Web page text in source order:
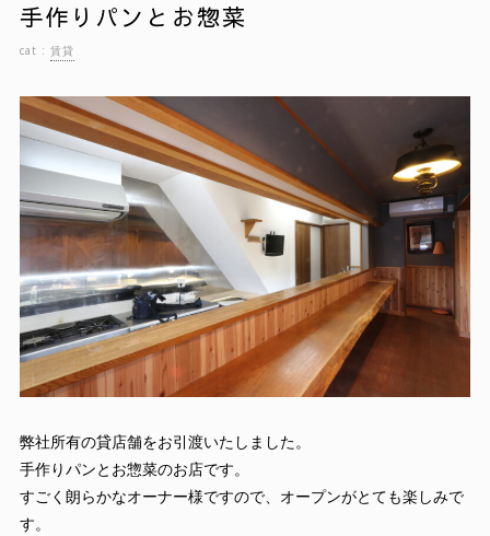
手作りパンとお惣菜
cat : 賃貸
弊社所有の貸店舗をお引渡いたしました。
手作りパンとお惣菜のお店です。
すごく朗らかなオーナー様ですので、オープンがとても楽しみで
す。